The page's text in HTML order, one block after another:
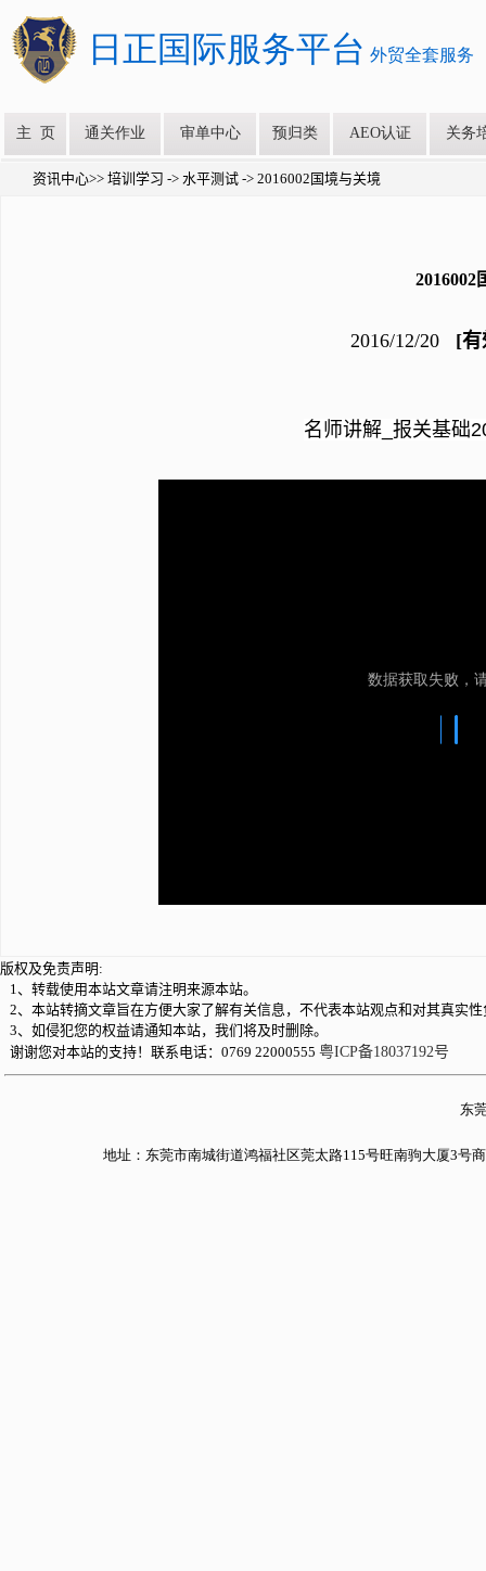
资讯中心>> 培训学习 -> 水平测试 -> 2016002国境与关境
2016002
2016/12/20 [
名师讲解_报关基础
版权及免责声明:
1、转载使用本站文章请注明来源本站。
2、本站转摘文章旨在方便大家了解有关信息，不代表本站观点和对其真实
3、如侵犯您的权益请通知本站，我们将及时删除。
谢谢您对本站的支持！联系电话：0769 22000555 粤ICP备18037192号